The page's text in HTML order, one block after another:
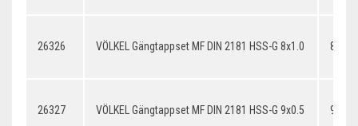
26326 VÖLKEL Gängtappset MF DIN 2181 HSS-G 8x1.0 8x1.0
26327 VÖLKEL Gängtappset MF DIN 2181 HSS-G 9x0.5 9x0.5